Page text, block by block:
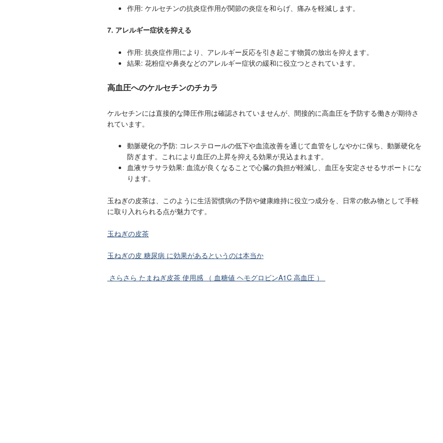
作用: ケルセチンの抗炎症作用が関節の炎症を和らげ、痛みを軽減します。
7. アレルギー症状を抑える
作用: 抗炎症作用により、アレルギー反応を引き起こす物質の放出を抑えます。
結果: 花粉症や鼻炎などのアレルギー症状の緩和に役立つとされています。
高血圧へのケルセチンのチカラ
ケルセチンには直接的な降圧作用は確認されていませんが、間接的に高血圧を予防する働きが期待さ
れています。
動脈硬化の予防: コレステロールの低下や血流改善を通じて血管をしなやかに保ち、動脈硬化を
防ぎます。これにより血圧の上昇を抑える効果が見込まれます。
血液サラサラ効果: 血流が良くなることで心臓の負担が軽減し、血圧を安定させるサポートにな
ります。
玉ねぎの皮茶は、このように生活習慣病の予防や健康維持に役立つ成分を、日常の飲み物として手軽
に取り入れられる点が魅力です。
玉ねぎの皮茶
玉ねぎの皮 糖尿病 に効果があるというのは本当か
さらさら たまねぎ皮茶 使用感 （ 血糖値 ヘモグロビンA1C 高血圧 ）